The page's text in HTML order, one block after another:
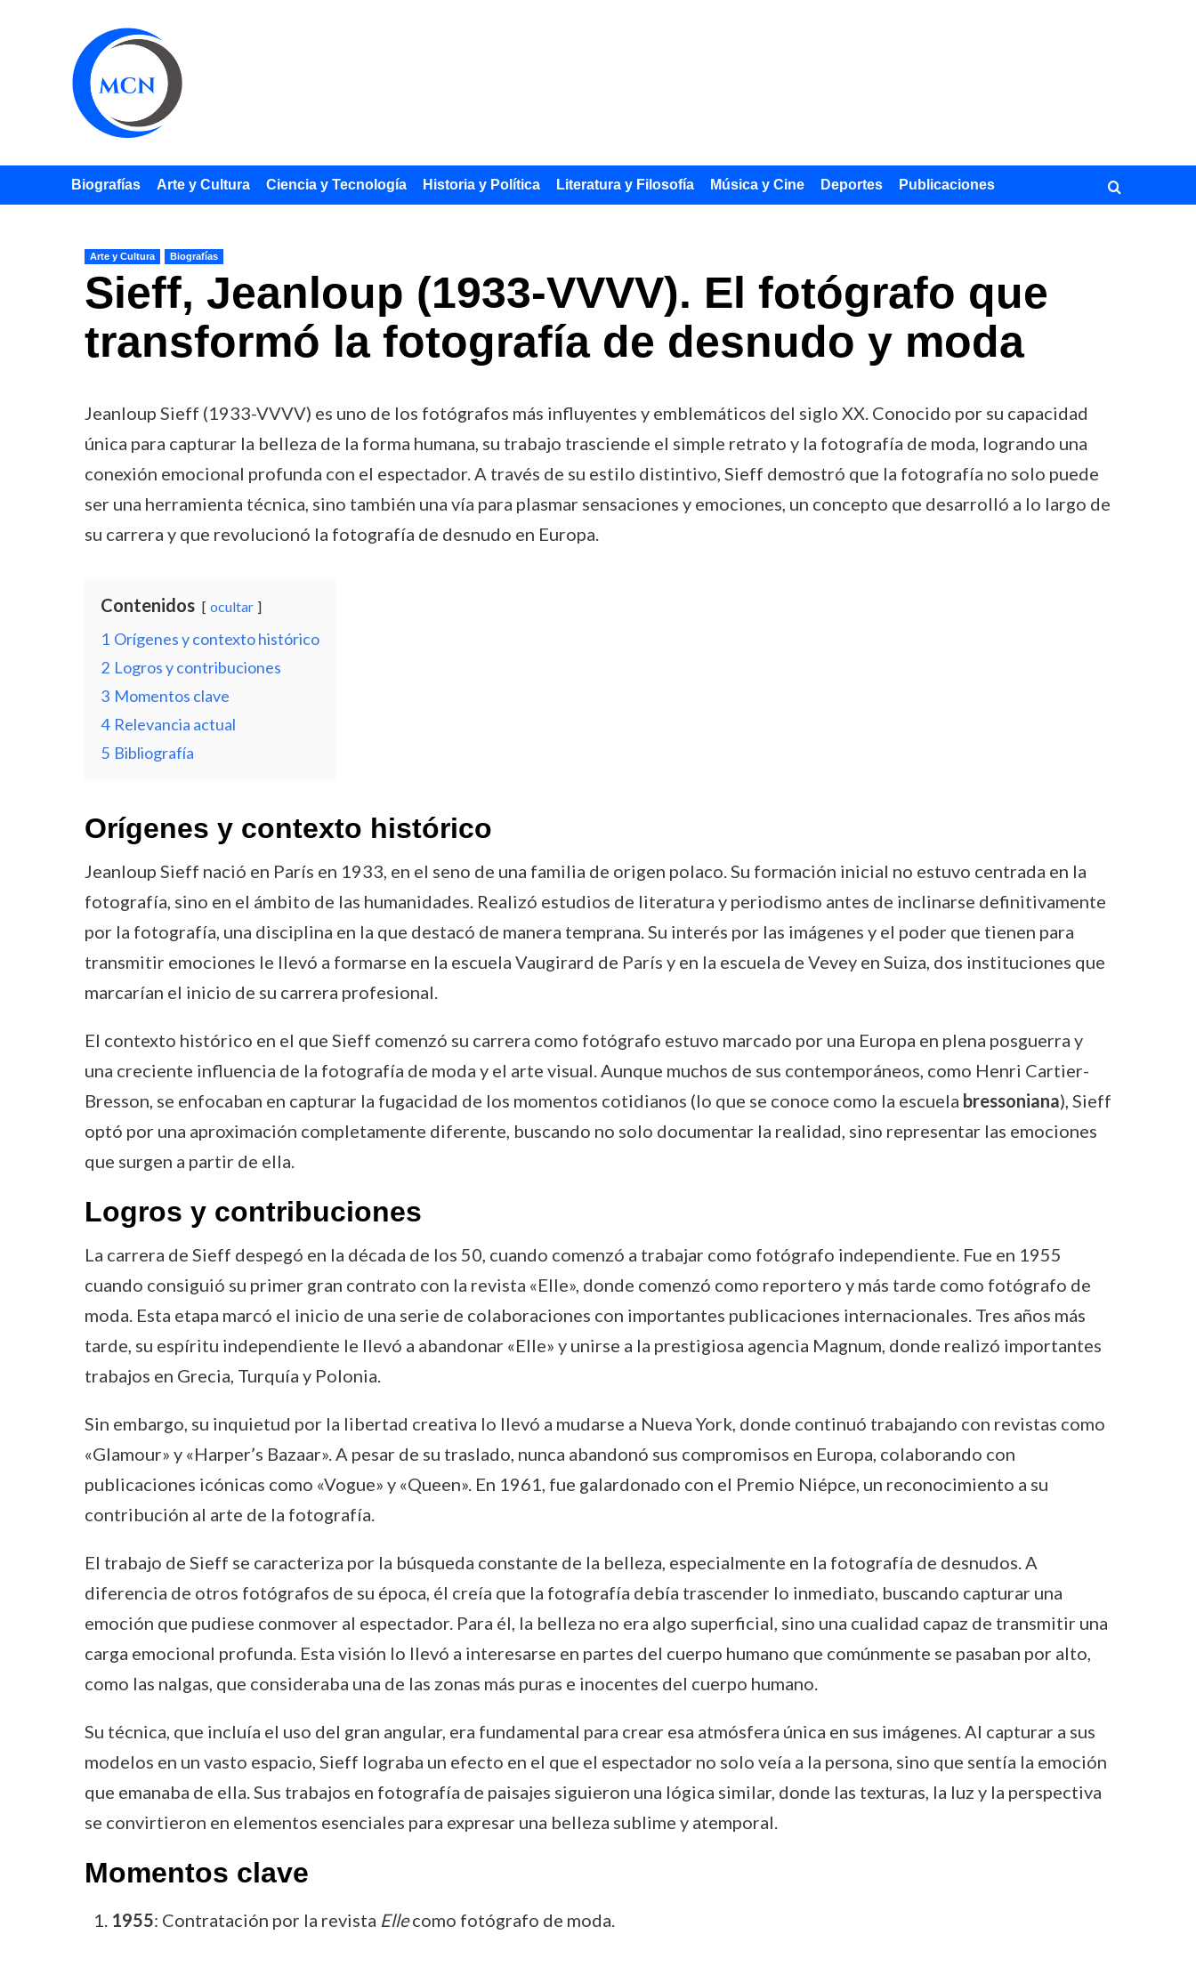
Biografías Arte y Cultura Ciencia y Tecnología Historia y Política Literatura y Filosofía Música y Cine Deportes Publicaciones
Arte y Cultura Biografías
Sieff, Jeanloup (1933-VVVV). El fotógrafo que
transformó la fotografía de desnudo y moda
Jeanloup Sieff (1933-VVVV) es uno de los fotógrafos más influyentes y emblemáticos del siglo XX. Conocido por su capacidad
única para capturar la belleza de la forma humana, su trabajo trasciende el simple retrato y la fotografía de moda, logrando una
conexión emocional profunda con el espectador. A través de su estilo distintivo, Sieff demostró que la fotografía no solo puede
ser una herramienta técnica, sino también una vía para plasmar sensaciones y emociones, un concepto que desarrolló a lo largo de
su carrera y que revolucionó la fotografía de desnudo en Europa.
Contenidos ocultar
1 Orígenes y contexto histórico
2 Logros y contribuciones
3 Momentos clave
4 Relevancia actual
5 Bibliografía
Orígenes y contexto histórico
Jeanloup Sieff nació en París en 1933, en el seno de una familia de origen polaco. Su formación inicial no estuvo centrada en la
fotografía, sino en el ámbito de las humanidades. Realizó estudios de literatura y periodismo antes de inclinarse definitivamente
por la fotografía, una disciplina en la que destacó de manera temprana. Su interés por las imágenes y el poder que tienen para
transmitir emociones le llevó a formarse en la escuela Vaugirard de París y en la escuela de Vevey en Suiza, dos instituciones que
marcarían el inicio de su carrera profesional.
El contexto histórico en el que Sieff comenzó su carrera como fotógrafo estuvo marcado por una Europa en plena posguerra y
una creciente influencia de la fotografía de moda y el arte visual. Aunque muchos de sus contemporáneos, como Henri Cartier-
Bresson, se enfocaban en capturar la fugacidad de los momentos cotidianos (lo que se conoce como la escuela bressoniana), Sieff
optó por una aproximación completamente diferente, buscando no solo documentar la realidad, sino representar las emociones
que surgen a partir de ella.
Logros y contribuciones
La carrera de Sieff despegó en la década de los 50, cuando comenzó a trabajar como fotógrafo independiente. Fue en 1955
cuando consiguió su primer gran contrato con la revista «Elle», donde comenzó como reportero y más tarde como fotógrafo de
moda. Esta etapa marcó el inicio de una serie de colaboraciones con importantes publicaciones internacionales. Tres años más
tarde, su espíritu independiente le llevó a abandonar «Elle» y unirse a la prestigiosa agencia Magnum, donde realizó importantes
trabajos en Grecia, Turquía y Polonia.
Sin embargo, su inquietud por la libertad creativa lo llevó a mudarse a Nueva York, donde continuó trabajando con revistas como
«Glamour» y «Harper’s Bazaar». A pesar de su traslado, nunca abandonó sus compromisos en Europa, colaborando con
publicaciones icónicas como «Vogue» y «Queen». En 1961, fue galardonado con el Premio Niépce, un reconocimiento a su
contribución al arte de la fotografía.
El trabajo de Sieff se caracteriza por la búsqueda constante de la belleza, especialmente en la fotografía de desnudos. A
diferencia de otros fotógrafos de su época, él creía que la fotografía debía trascender lo inmediato, buscando capturar una
emoción que pudiese conmover al espectador. Para él, la belleza no era algo superficial, sino una cualidad capaz de transmitir una
carga emocional profunda. Esta visión lo llevó a interesarse en partes del cuerpo humano que comúnmente se pasaban por alto,
como las nalgas, que consideraba una de las zonas más puras e inocentes del cuerpo humano.
Su técnica, que incluía el uso del gran angular, era fundamental para crear esa atmósfera única en sus imágenes. Al capturar a sus
modelos en un vasto espacio, Sieff lograba un efecto en el que el espectador no solo veía a la persona, sino que sentía la emoción
que emanaba de ella. Sus trabajos en fotografía de paisajes siguieron una lógica similar, donde las texturas, la luz y la perspectiva
se convirtieron en elementos esenciales para expresar una belleza sublime y atemporal.
Momentos clave
1955: Contratación por la revista Ellecomo fotógrafo de moda.